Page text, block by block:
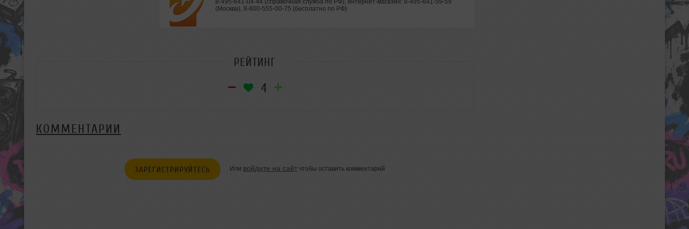
8-495-641-04-44 (справочная служба по РФ), интернет-магазин: 8-495-641-59-59
(Москва), 8-800-555-00-75 (бесплатно по РФ)
РЕЙТИНГ
4
КОММЕНТАРИИ
ЗАРЕГИСТРИРУЙТЕСЬ Или войдите на сайт чтобы оставить комментарий